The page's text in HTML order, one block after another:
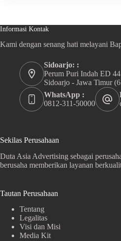
Informasi Kontak
Kami dengan senang hati melayani
Sidoarjo: :
Perum Puri Indah ED
Sidoarjo - Jawa Timur
WhatsApp :
0812-311-50000
Sekilas Perusahaan
Duta Asia Advertising sebagai
berusaha memberikan layanan
Tautan Perusahaan
Tentang
Legalitas
Visi dan Misi
Media Kit